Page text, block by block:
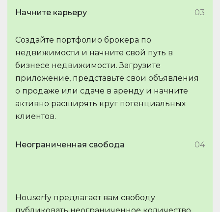
Начните карьеру 03
Создайте портфолио брокера по
недвижимости и начните свой путь в
бизнесе недвижимости. Загрузите
приложение, представьте свои объявления
о продаже или сдаче в аренду и начните
активно расширять круг потенциальных
клиентов.
Неограниченная свобода 04
Houserfy предлагает вам свободу